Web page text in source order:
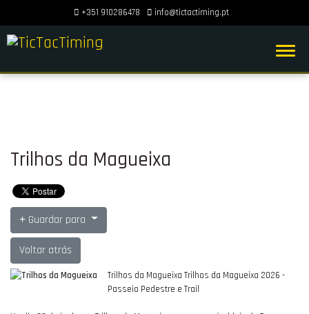
+351 910286478 info@tictactiming.pt
Trilhos da Magueixa
Guardar para
Voltar atrás
Trilhos da Magueixa Trilhos da Magueixa 2026 -
Passeio Pedestre e Trail